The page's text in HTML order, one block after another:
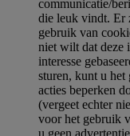
communicatie/
die leuk vindt. Er
gebruik van
niet wilt dat deze
interesse
sturen, kunt u
acties beperken
(vergeet echter
voor het gebruik
u geen